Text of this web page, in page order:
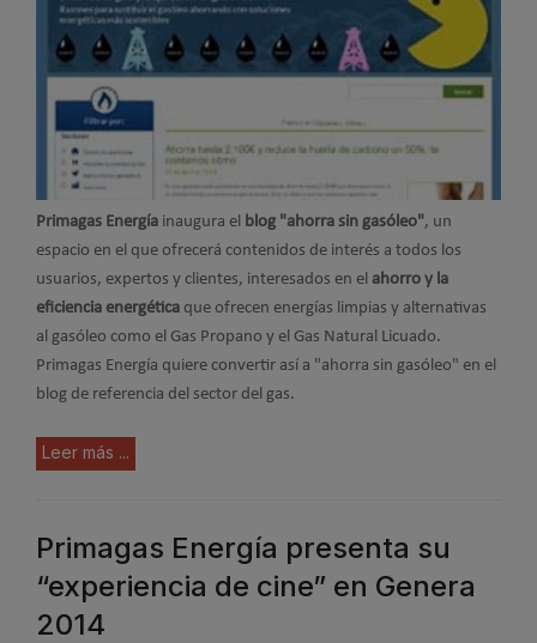
Primagas Energía inaugura el blog "ahorra sin gasóleo", un
espacio en el que ofrecerá contenidos de interés a todos los
usuarios, expertos y clientes, interesados en el ahorro y la
eficiencia energética que ofrecen energías limpias y alternativas
al gasóleo como el Gas Propano y el Gas Natural Licuado.
Primagas Energía quiere convertir así a "ahorra sin gasóleo" en el
blog de referencia del sector del gas.
Leer más ...
Primagas Energía presenta su
“experiencia de cine” en Genera
2014